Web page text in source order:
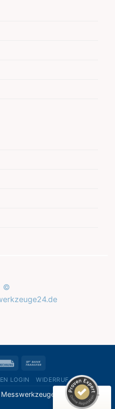
©
Rechung
LOGIN WIDERRUF
5,00
/
5,00
1